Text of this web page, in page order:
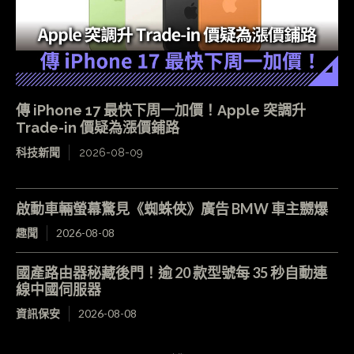
傳 iPhone 17 最快下周一加價！Apple 突調升
Trade-in 價疑為漲價鋪路
科技新聞 2026-08-09
啟動車輛螢幕驚見《蜘蛛俠》廣告 BMW 車主嬲爆
趣聞 2026-08-08
國產路由器秘藏後門！逾 20 款型號每 35 秒自動連
線中國伺服器
資訊保安 2026-08-08